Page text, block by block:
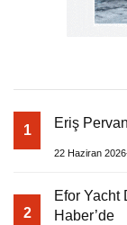
1 Eriş
22 Haziran
2
Efor Yacht
Haber’de